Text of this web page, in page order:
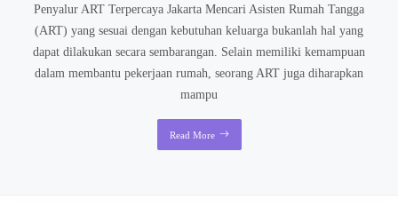
Penyalur ART Terpercaya Jakarta Mencari Asisten Rumah Tangga
(ART) yang sesuai dengan kebutuhan keluarga bukanlah hal yang
dapat dilakukan secara sembarangan. Selain memiliki kemampuan
dalam membantu pekerjaan rumah, seorang ART juga diharapkan
mampu
Read More